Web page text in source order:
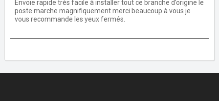
Envoie rapide très facile à installer tout ce branche d’origine le
poste marche magnifiquement merci beaucoup à vous je
vous recommande les yeux fermés.